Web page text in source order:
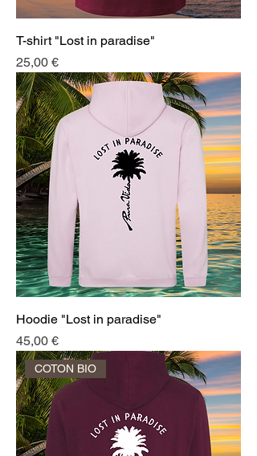
T-shirt "Lost in paradise"
Prix
25,00 €
Hoodie "Lost in paradise"
Prix
45,00 €
COTON BIO